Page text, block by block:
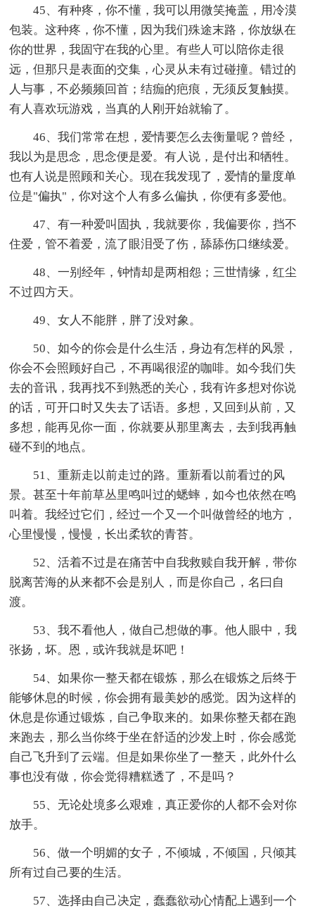
45、有种疼，你不懂，我可以用微笑掩盖，用冷漠
包装。这种疼，你不懂，因为我们殊途末路，你放纵在
你的世界，我固守在我的心里。有些人可以陪你走很
远，但那只是表面的交集，心灵从未有过碰撞。错过的
人与事，不必频频回首；结痂的疤痕，无须反复触摸。
有人喜欢玩游戏，当真的人刚开始就输了。
46、我们常常在想，爱情要怎么去衡量呢？曾经，
我以为是思念，思念便是爱。有人说，是付出和牺牲。
也有人说是照顾和关心。现在我发现了，爱情的量度单
位是"偏执"，你对这个人有多么偏执，你便有多爱他。
47、有一种爱叫固执，我就要你，我偏要你，挡不
住爱，管不着爱，流了眼泪受了伤，舔舔伤口继续爱。
48、一别经年，钟情却是两相怨；三世情缘，红尘
不过四方天。
49、女人不能胖，胖了没对象。
50、如今的你会是什么生活，身边有怎样的风景，
你会不会照顾好自己，不再喝很涩的咖啡。如今我们失
去的音讯，我再找不到熟悉的关心，我有许多想对你说
的话，可开口时又失去了话语。多想，又回到从前，又
多想，能再见你一面，你就要从那里离去，去到我再触
碰不到的地点。
51、重新走以前走过的路。重新看以前看过的风
景。甚至十年前草丛里鸣叫过的蟋蟀，如今也依然在鸣
叫着。我经过它们，经过一个又一个叫做曾经的地方，
心里慢慢，慢慢，长出柔软的青苔。
52、活着不过是在痛苦中自我救赎自我开解，带你
脱离苦海的从来都不会是别人，而是你自己，名曰自
渡。
53、我不看他人，做自己想做的事。他人眼中，我
张扬，坏。恩，或许我就是坏吧！
54、如果你一整天都在锻炼，那么在锻炼之后终于
能够休息的时候，你会拥有最美妙的感觉。因为这样的
休息是你通过锻炼，自己争取来的。如果你整天都在跑
来跑去，那么当你终于坐在舒适的沙发上时，你会感觉
自己飞升到了云端。但是如果你坐了一整天，此外什么
事也没有做，你会觉得糟糕透了，不是吗？
55、无论处境多么艰难，真正爱你的人都不会对你
放手。
56、做一个明媚的女子，不倾城，不倾国，只倾其
所有过自己要的生活。
57、选择由自己决定，蠢蠢欲动心情配上遇到一个